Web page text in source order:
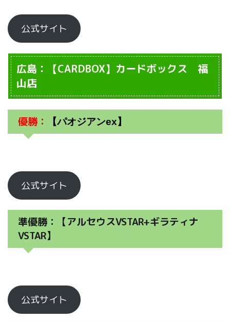
公式サイト
広島：【CARDBOX】カードボックス 福
山店
優勝： 【パオジアンex】
公式サイト
準優勝：【アルセウスVSTAR+ギラティナ
VSTAR】
公式サイト